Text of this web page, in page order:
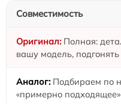
Совместимость
Полная:
вашу модель,
Подбираем по
«примерно